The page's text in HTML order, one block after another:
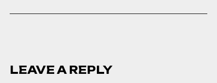
LEAVE A REPLY